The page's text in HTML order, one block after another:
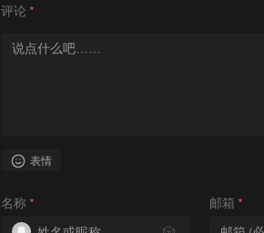
评论 *
表情
名称 *
邮箱 *